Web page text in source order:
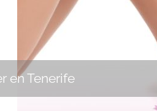
en Tenerife